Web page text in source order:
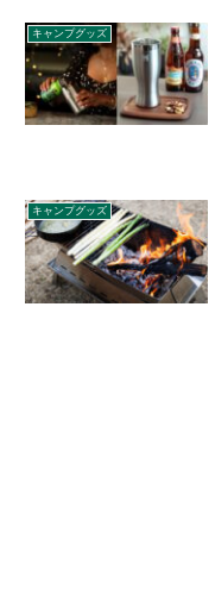
キャンプグッズ
キャンプグッズ